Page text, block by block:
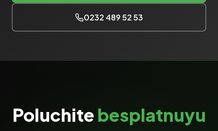
0232 489 52 53
Poluchite besplatnuyu